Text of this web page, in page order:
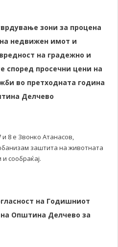
зони за процена
недвижен имот и
на градежно и
според просечни цени на
во претходната година
Делчево
и 8 е Звонко Атанасов,
заштита на животната
сообраќај.
на Годишниот
Општина Делчево за